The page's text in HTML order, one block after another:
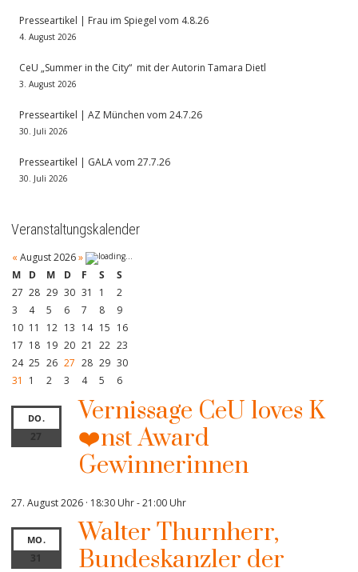
Presseartikel | Frau im Spiegel vom 4.8.26
4. August 2026
CeU „Summer in the City“ mit der Autorin Tamara Dietl
3. August 2026
Presseartikel | AZ München vom 24.7.26
30. Juli 2026
Presseartikel | GALA vom 27.7.26
30. Juli 2026
Veranstaltungskalender
« August 2026»
M
D M D F S
S
27 28 29 30 31 1
2
3
4 5 6 7 8
9
10 11 12 13 14 15 16
17 18 19 20 21 22 23
24 25 26 27 28 29 30
31
1 2 3 4 5 6
DO.
27
Vernissage CeU loves K
❤️nst Award
Gewinnerinnen
27. August 2026 · 18:30 Uhr-21:00 Uhr
MO.
31
Walter Thurnherr,
Bundeskanzler der